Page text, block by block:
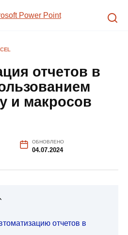
отчетов в
и макросов
ОБНОВЛЕНО
04.07.2024
отчетов в